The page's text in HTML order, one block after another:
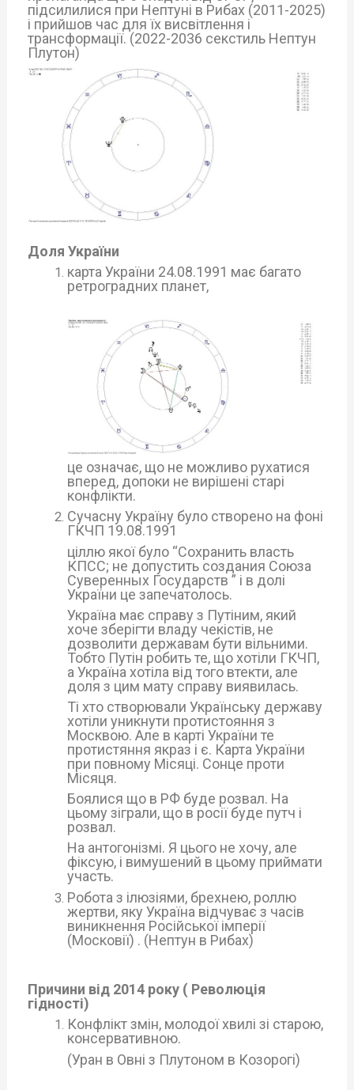
підсилилися при Нептуні в Рибах (2011-2025)
і прийшов час для їх висвітлення і
трансформації. (2022-2036 секстиль Нептун
Плутон)
Доля України
карта України 24.08.1991 має багато
ретроградних планет,
це означає, що не можливо рухатися
вперед, допоки не вирішені старі
конфлікти.
Сучасну Україну було створено на фоні
ГКЧП 19.08.1991
ціллю якої було “Сохранить власть
КПСС; не допустить создания Союза
Суверенных Государств ” і в долі
України це запечатолось.
Україна має справу з Путіним, який
хоче зберігти владу чекістів, не
дозволити державам бути вільними.
Тобто Путін робить те, що хотіли ГКЧП,
а Україна хотіла від того втекти, але
доля з цим мату справу виявилась.
Ті хто створювали Українську державу
хотіли уникнути протистояння з
Москвою. Але в карті України те
протистяння якраз і є. Карта України
при повному Місяці. Сонце проти
Місяця.
Боялися що в РФ буде розвал. На
цьому зіграли, що в росії буде путч і
розвал.
На антогонізмі. Я цього не хочу, але
фіксую, і вимушений в цьому приймати
участь.
Робота з ілюзіями, брехнею, роллю
жертви, яку Україна відчуває з часів
виникнення Російської імперії
(Московії) . (Нептун в Рибах)
Причини від 2014 року ( Революція
гідності)
Конфлікт змін, молодої хвилі зі старою,
консервативною.
(Уран в Овні з Плутоном в Козорогі)